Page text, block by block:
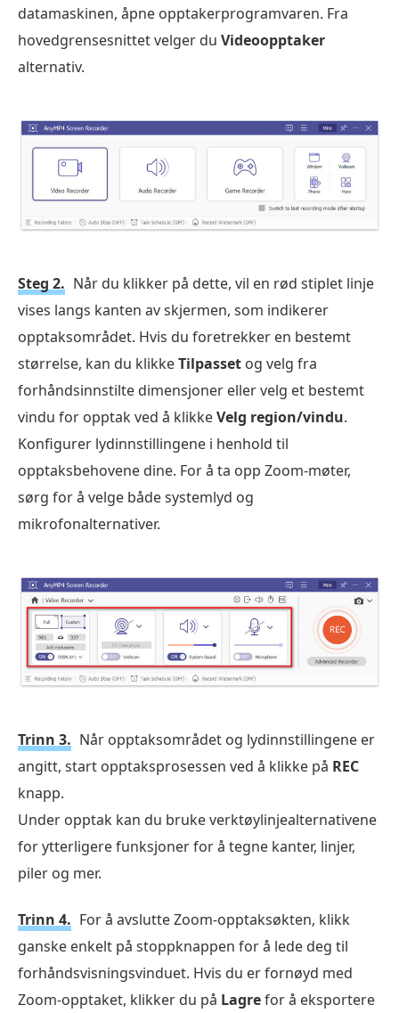
datamaskinen, åpne opptakerprogramvaren. Fra
hovedgrensesnittet velger du Videoopptaker
alternativ.
Steg 2. Når du klikker på dette, vil en rød stiplet linje
vises langs kanten av skjermen, som indikerer
opptaksområdet. Hvis du foretrekker en bestemt
størrelse, kan du klikkeTilpasset og velg fra
forhåndsinnstilte dimensjoner eller velg et bestemt
vindu for opptak ved å klikkeVelg region/vindu.
Konfigurer lydinnstillingene i henhold til
opptaksbehovene dine. For å ta opp Zoom-møter,
sørg for å velge både systemlyd og
mikrofonalternativer.
Trinn 3. Når opptaksområdet og lydinnstillingene er
angitt, start opptaksprosessen ved å klikke på REC
knapp.
Under opptak kan du bruke verktøylinjealternativene
for ytterligere funksjoner for å tegne kanter, linjer,
piler og mer.
Trinn 4. For å avslutte Zoom-opptaksøkten, klikk
ganske enkelt på stoppknappen for å lede deg til
forhåndsvisningsvinduet. Hvis du er fornøyd med
Zoom-opptaket, klikker du på Lagrefor å eksportere